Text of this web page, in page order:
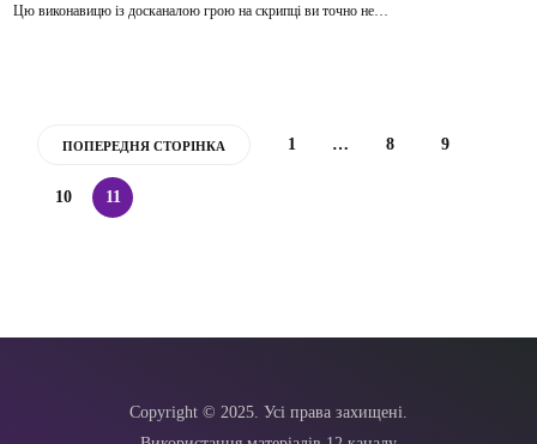
Цю виконавицю із досканалою грою на скрипці ви точно не…
ПОПЕРЕДНЯ СТОРІНКА 1 … 8 9
10 11
Copyright © 2025. Усі права захищені.